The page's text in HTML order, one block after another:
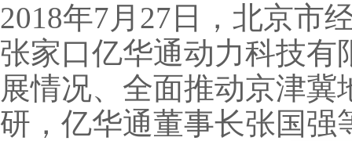
2018年7月27日，北京市
张家口亿华通动力科技有
展情况、全面推动京津
研，亿华通董事长张国强